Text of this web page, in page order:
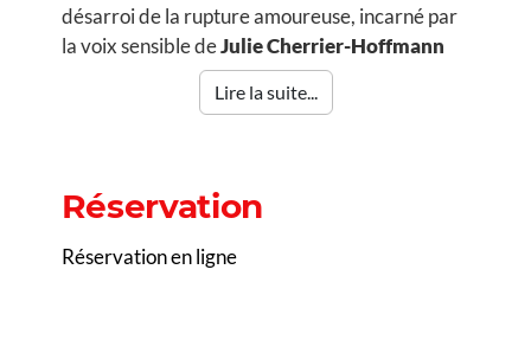
désarroi de la rupture amoureuse, incarné par
la voix sensible deJulie Cherrier-Hoffmann
Lire la suite...
Réservation
Réservation en ligne